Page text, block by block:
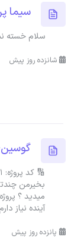
سیما پرو -
سلام خسته
شانزده روز پیش
گوسین-
بخیرمن
میدید ؟
آینده نیاز
پانزده روز پیش